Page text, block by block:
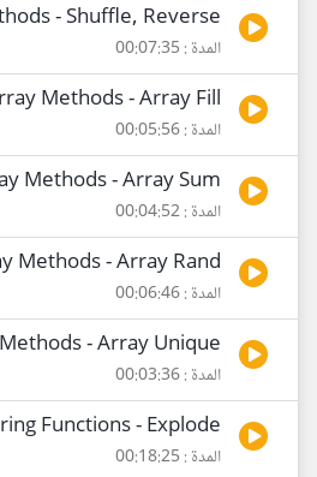
- Shuffle, Reverse
المدة : 00:07:35
Methods - Array Fill
المدة : 00:05:56
Methods - Array Sum
المدة : 00:04:52
Methods - Array Rand
المدة : 00:06:46
- Array Unique
المدة : 00:03:36
Functions - Explode
المدة : 00:18:25